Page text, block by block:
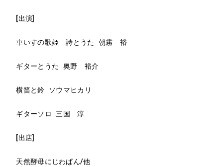
[出演]
車いすの歌姫 詩とうた 朝霧 裕
ギターとうた 奥野 裕介
横笛と鈴 ソウマヒカリ
ギターソロ 三国 淳
[出店]
天然酵母にじわぱん/他